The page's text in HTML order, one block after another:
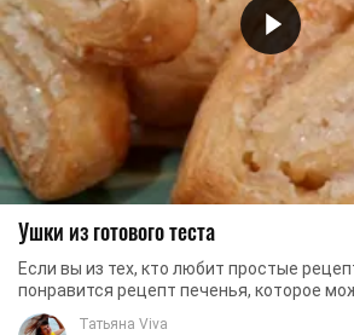
Ушки из готового теста
Если вы из тех, кто любит простые
понравится рецепт печенья, которое
буквально из двух ингредиентов. ...
Татьяна Viva